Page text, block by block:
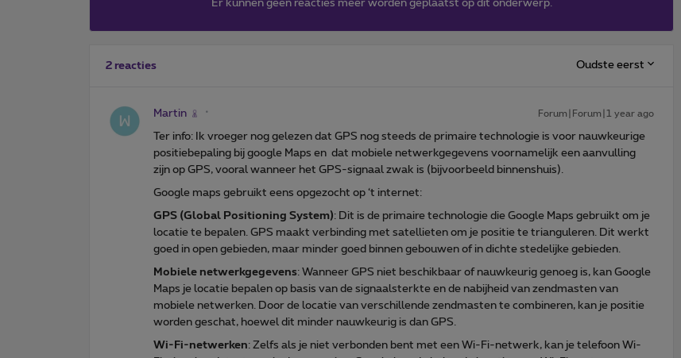
Er kunnen geen reacties meer worden geplaatst op dit onderwerp.
2 reacties Oudste eerst
Martin Forum|Forum|1 year ago
Ter info: Ik vroeger nog gelezen dat GPS nog steeds de primaire technologie is voor nauwkeurige
positiebepaling bij google Maps en dat mobiele netwerkgegevens voornamelijk een aanvulling
zijn op GPS, vooral wanneer het GPS-signaal zwak is (bijvoorbeeld binnenshuis).
Google maps gebruikt eens opgezocht op ‘t internet:
GPS (Global Positioning System): Dit is de primaire technologie die Google Maps gebruikt om je
locatie te bepalen. GPS maakt verbinding met satellieten om je positie te trianguleren. Dit werkt
goed in open gebieden, maar minder goed binnen gebouwen of in dichte stedelijke gebieden.
Mobiele netwerkgegevens: Wanneer GPS niet beschikbaar of nauwkeurig genoeg is, kan Google
Maps je locatie bepalen op basis van de signaalsterkte en de nabijheid van zendmasten van
mobiele netwerken. Door de locatie van verschillende zendmasten te combineren, kan je positie
worden geschat, hoewel dit minder nauwkeurig is dan GPS.
Wi-Fi-netwerken: Zelfs als je niet verbonden bent met een Wi-Fi-netwerk, kan je telefoon Wi-